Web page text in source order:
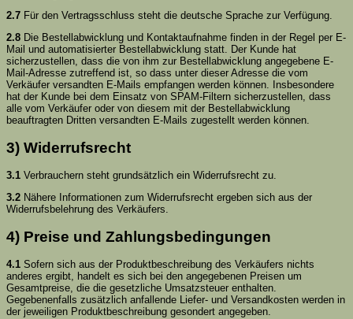
2.7 Für den Vertragsschluss steht die deutsche Sprache zur Verfügung.
2.8 Die Bestellabwicklung und Kontaktaufnahme finden in der Regel per E-
Mail und automatisierter Bestellabwicklung statt. Der Kunde hat
sicherzustellen, dass die von ihm zur Bestellabwicklung angegebene E-
Mail-Adresse zutreffend ist, so dass unter dieser Adresse die vom
Verkäufer versandten E-Mails empfangen werden können. Insbesondere
hat der Kunde bei dem Einsatz von SPAM-Filtern sicherzustellen, dass
alle vom Verkäufer oder von diesem mit der Bestellabwicklung
beauftragten Dritten versandten E-Mails zugestellt werden können.
3) Widerrufsrecht
3.1 Verbrauchern steht grundsätzlich ein Widerrufsrecht zu.
3.2 Nähere Informationen zum Widerrufsrecht ergeben sich aus der
Widerrufsbelehrung des Verkäufers.
4) Preise und Zahlungsbedingungen
4.1 Sofern sich aus der Produktbeschreibung des Verkäufers nichts
anderes ergibt, handelt es sich bei den angegebenen Preisen um
Gesamtpreise, die die gesetzliche Umsatzsteuer enthalten.
Gegebenenfalls zusätzlich anfallende Liefer- und Versandkosten werden in
der jeweiligen Produktbeschreibung gesondert angegeben.